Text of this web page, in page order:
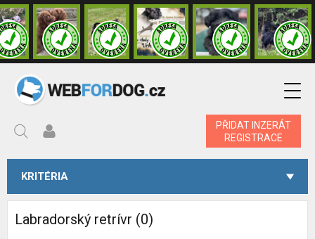
PŘIDAT INZERÁT
REGISTRACE
KRITÉRIA
Labradorský retrívr (0)